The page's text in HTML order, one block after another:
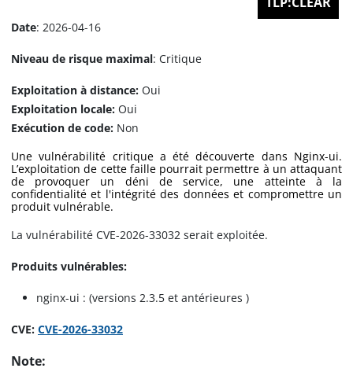
Date: 2026-04-16
Niveau de risque maximal: Critique
Exploitation à distance: Oui
Exploitation locale: Oui
Exécution de code: Non
Une vulnérabilité critique a été découverte dans Nginx-ui.
L’exploitation de cette faille pourrait permettre à un attaquant
de provoquer un déni de service, une atteinte à la
confidentialité et l'intégrité des données et compromettre un
produit vulnérable.
La vulnérabilité CVE-2026-33032 serait exploitée.
Produits vulnérables:
nginx-ui : (versions 2.3.5 et antérieures )
CVE: CVE-2026-33032
Note: